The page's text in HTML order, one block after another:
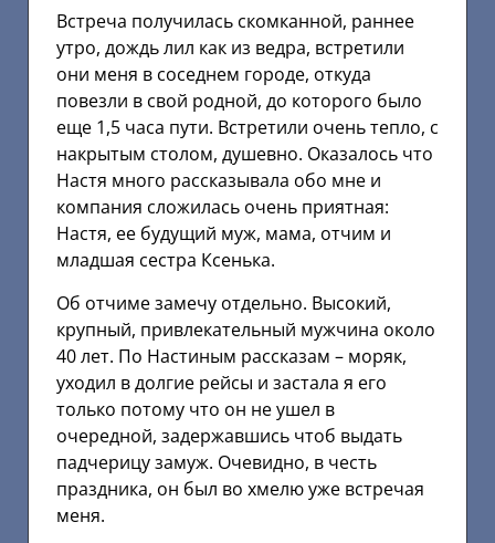
Встреча получилась скомканной, раннее
утро, дождь лил как из ведра, встретили
они меня в соседнем городе, откуда
повезли в свой родной, до которого было
еще 1,5 часа пути. Встретили очень тепло, с
накрытым столом, душевно. Оказалось что
Настя много рассказывала обо мне и
компания сложилась очень приятная:
Настя, ее будущий муж, мама, отчим и
младшая сестра Ксенька.
Об отчиме замечу отдельно. Высокий,
крупный, привлекательный мужчина около
40 лет. По Настиным рассказам – моряк,
уходил в долгие рейсы и застала я его
только потому что он не ушел в
очередной, задержавшись чтоб выдать
падчерицу замуж. Очевидно, в честь
праздника, он был во хмелю уже встречая
меня.